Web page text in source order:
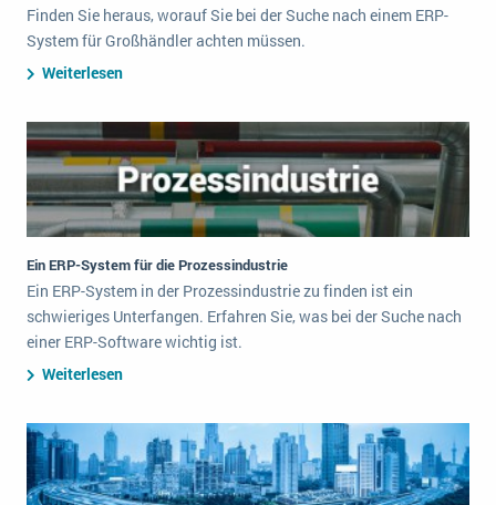
Finden Sie heraus, worauf Sie bei der Suche nach einem ERP-
System für Großhändler achten müssen.
Weiterlesen
Ein ERP-System für die Prozessindustrie
Ein ERP-System in der Prozessindustrie zu finden ist ein
schwieriges Unterfangen. Erfahren Sie, was bei der Suche nach
einer ERP-Software wichtig ist.
Weiterlesen